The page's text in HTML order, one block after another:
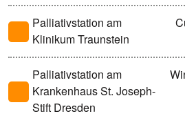
Palliativstation am
Klinikum Traunstein
Palliativstation am
Krankenhaus St. Joseph-
Stift Dresden